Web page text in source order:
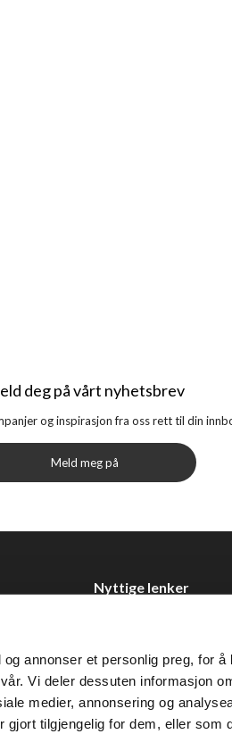
annonser et personlig preg, for å
Vi deler dessuten informasjon
medier, annonsering og
gjort tilgjengelig for dem, eller som
deg på vårt nyhetsbrev
og inspirasjon fra oss rett til din
Meld meg på
Nyttige lenker
Åpenhetsloven